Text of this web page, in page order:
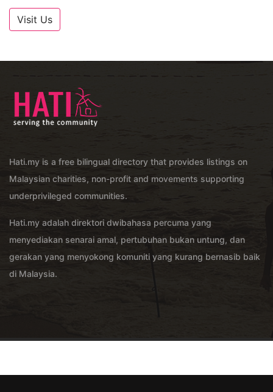
Visit Us
Hati.my is a free bilingual directory that provides listings on
Malaysian charities, non-profit and movements supporting
underprivileged communities.
Hati.my adalah direktori dwibahasa percuma yang
menyediakan senarai amal, pertubuhan bukan untung, dan
gerakan yang menyokong komuniti yang kurang bernasib baik
di Malaysia.